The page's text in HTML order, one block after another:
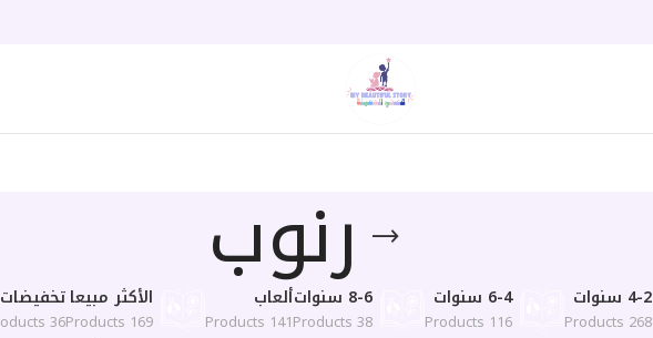
رنوب 4-2 سنوات
268 Products
6-4 سنوات
116 Products
8-6 سنوات
38 Products
ألعاب
141 Products
الأكثر مبيعا
169 Products
تخفيضات 50%
36 Products